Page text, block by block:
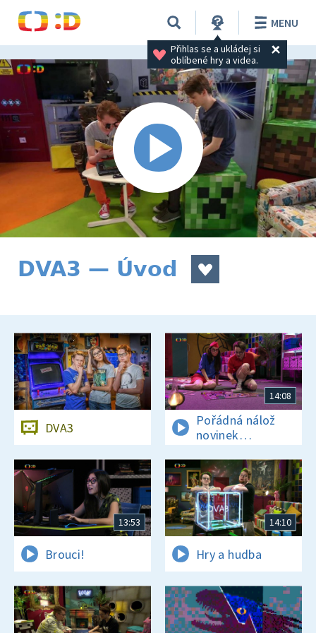
Přihlas se a ukládej si
oblíbené hry a videa.
MENU
DVA3 — Úvod
DVA3
14:08
Pořádná nálož
novinek
a zajímavostí
13:53
Brouci!
14:10
Hry a hudba